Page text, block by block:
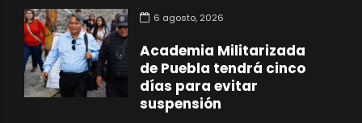
6 agosto, 2026
Academia Militarizada
de Puebla tendrá cinco
días para evitar
suspensión